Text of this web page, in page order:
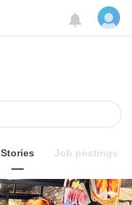
Stories Job postings